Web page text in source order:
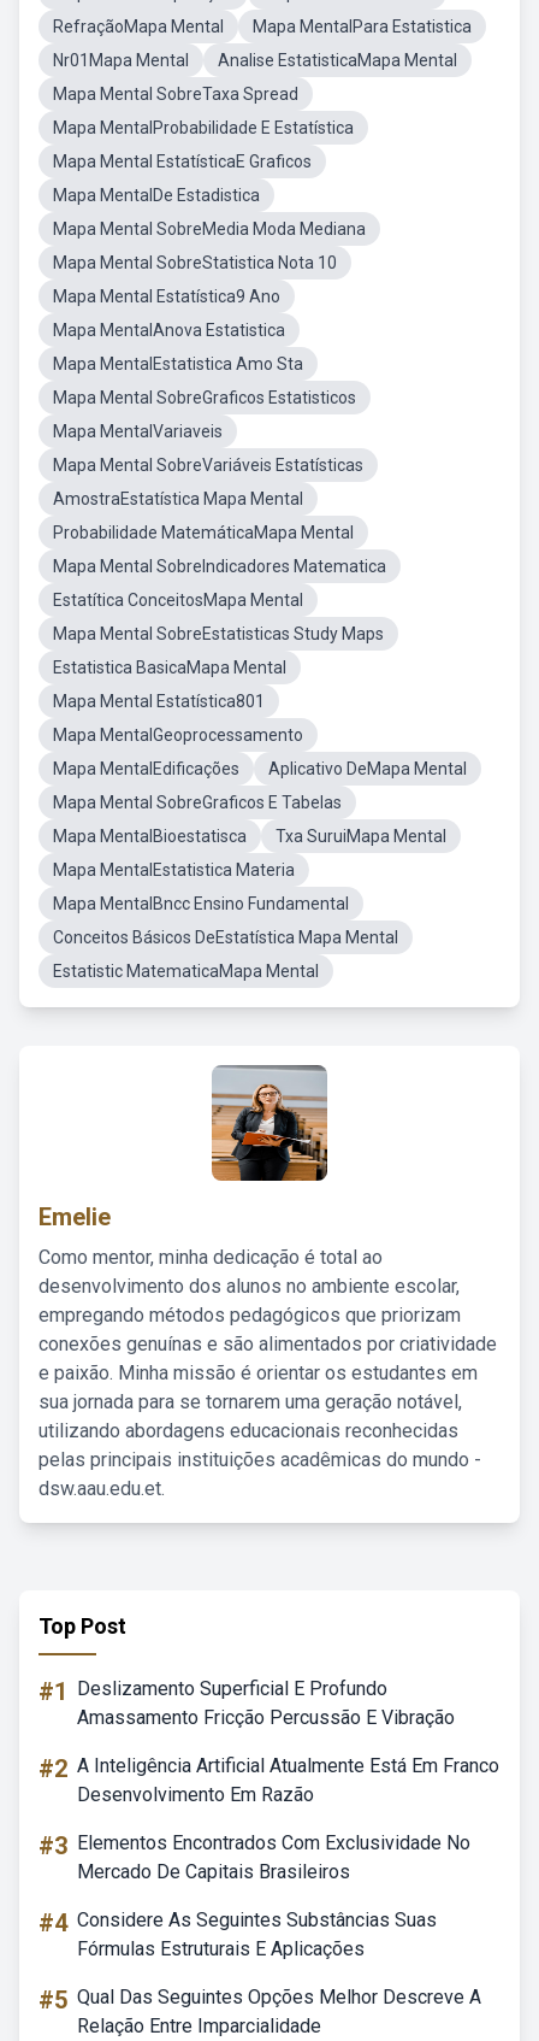
RefraçãoMapa Mental
Mapa MentalPara Estatistica
Nr01Mapa Mental
Analise EstatisticaMapa Mental
Mapa Mental SobreTaxa Spread
Mapa MentalProbabilidade E Estatística
Mapa Mental EstatísticaE Graficos
Mapa MentalDe Estadistica
Mapa Mental SobreMedia Moda Mediana
Mapa Mental SobreStatistica Nota 10
Mapa Mental Estatística9 Ano
Mapa MentalAnova Estatistica
Mapa MentalEstatistica Amo Sta
Mapa Mental SobreGraficos Estatisticos
Mapa MentalVariaveis
Mapa Mental SobreVariáveis Estatísticas
AmostraEstatística Mapa Mental
Probabilidade MatemáticaMapa Mental
Mapa Mental SobreIndicadores Matematica
Estatítica ConceitosMapa Mental
Mapa Mental SobreEstatisticas Study Maps
Estatistica BasicaMapa Mental
Mapa Mental Estatística801
Mapa MentalGeoprocessamento
Mapa MentalEdificações
Aplicativo DeMapa Mental
Mapa Mental SobreGraficos E Tabelas
Mapa MentalBioestatisca
Txa SuruiMapa Mental
Mapa MentalEstatistica Materia
Mapa MentalBncc Ensino Fundamental
Conceitos Básicos DeEstatística Mapa Mental
Estatistic MatematicaMapa Mental
Emelie
Como mentor, minha dedicação é total ao
desenvolvimento dos alunos no ambiente escolar,
empregando métodos pedagógicos que priorizam
conexões genuínas e são alimentados por criatividade
e paixão. Minha missão é orientar os estudantes em
sua jornada para se tornarem uma geração notável,
utilizando abordagens educacionais reconhecidas
pelas principais instituições acadêmicas do mundo -
dsw.aau.edu.et.
Top Post
#1
Deslizamento Superficial E Profundo
Amassamento Fricção Percussão E Vibração
#2 A Inteligência Artificial Atualmente Está Em Franco
Desenvolvimento Em Razão
#3 Elementos Encontrados Com Exclusividade No
Mercado De Capitais Brasileiros
#4 Considere As Seguintes Substâncias Suas
Fórmulas Estruturais E Aplicações
#5 Qual Das Seguintes Opções Melhor Descreve A
Relação Entre Imparcialidade